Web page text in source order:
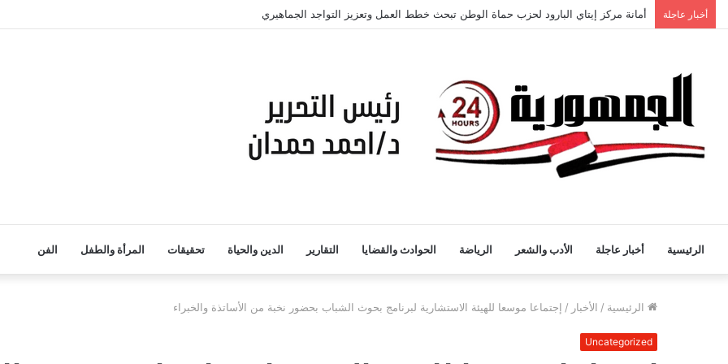
أخبار عاجلة أمانة مركز إيتاي البارود لحزب حماة الوطن تبحث خطط العمل وتعزيز التواجد الجماهيري
الرئيسية أخبار عاجلة الأدب والشعر الرياضة الحوادث والقضايا التقارير الدين والحياة تحقيقات المرأة والطفل الفن
الرئيسية / الأخبار / إجتماعا موسعا للهيئة الاستشارية لبرنامج بحوث الشباب بحضور نخبة من الأساتذة والخبراء
Uncategorized